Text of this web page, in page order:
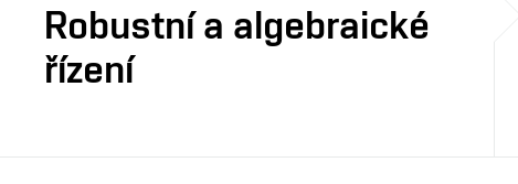
Robustní a algebraické
řízení